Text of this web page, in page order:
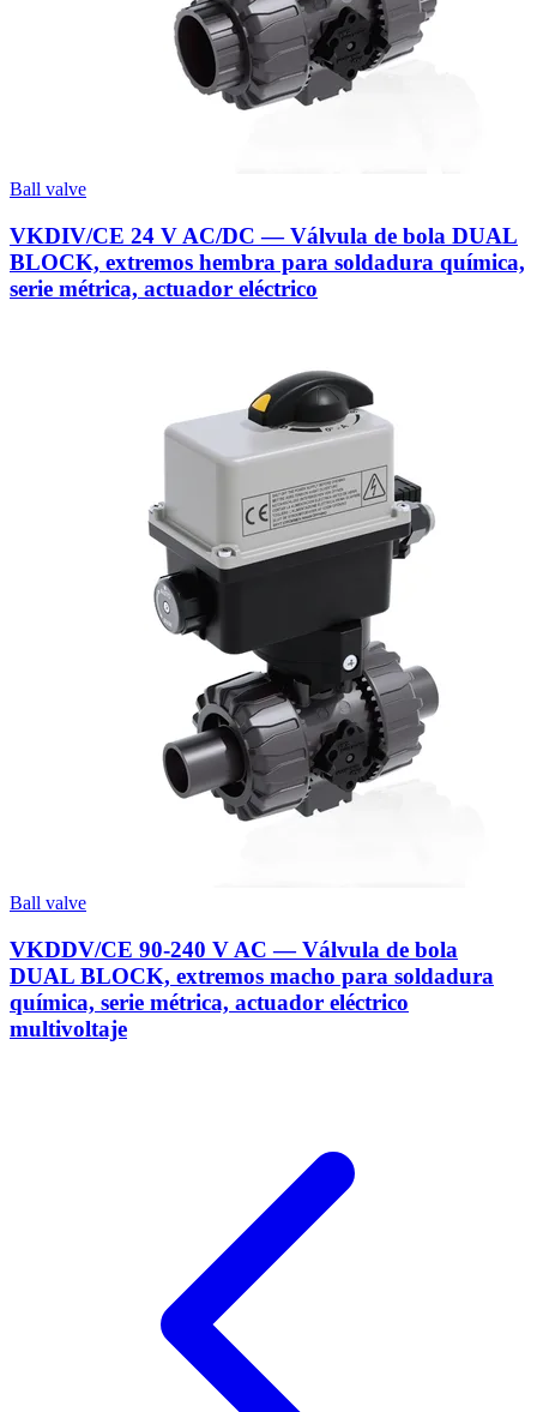
Ball valve
VKDIV/CE 24 V AC/DC — Válvula de bola DUAL
BLOCK, extremos hembra para soldadura química,
serie métrica, actuador eléctrico
Ball valve
VKDDV/CE 90-240 V AC — Válvula de bola
DUAL BLOCK, extremos macho para soldadura
química, serie métrica, actuador eléctrico
multivoltaje